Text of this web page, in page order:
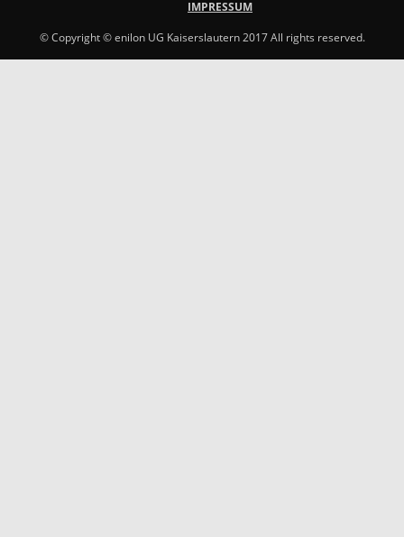
IMPRESSUM
© Copyright © enilon UG Kaiserslautern 2017 All rights reserved.